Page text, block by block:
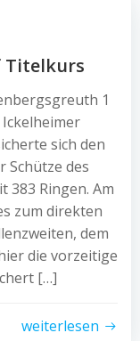
Titelkurs
1
sich den
Schütze des
383 Ringen. Am
zum direkten
dem
die vorzeitige
[…]
weiterlesen